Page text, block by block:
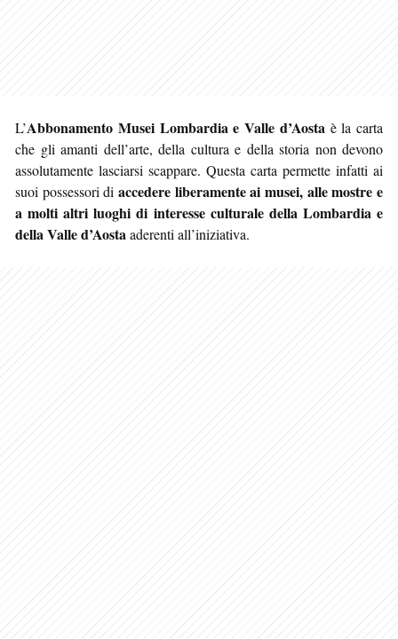
L’Abbonamento Musei Lombardia e Valle d’Aosta è la carta
che gli amanti dell’arte, della cultura e della storia non devono
assolutamente lasciarsi scappare. Questa carta permette infatti ai
suoi possessori di accedere liberamente ai musei, alle mostre e
a molti altri luoghi di interesse culturale della Lombardia e
della Valle d’Aostaaderenti all’iniziativa.